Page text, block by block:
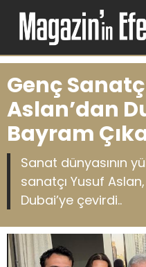
Genç
Aslan’dan
Bayram
Sanat dünyasının
sanatçı Yusuf
Dubai’ye çevirdi..